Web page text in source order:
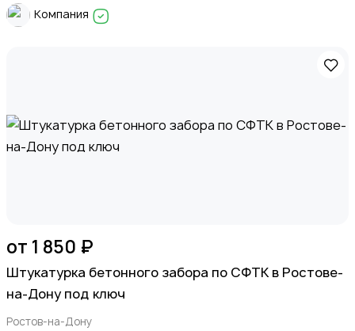
Компания
от 1 850 ₽
Штукатурка бетонного забора по СФТК в Ростове-
на-Дону под ключ
Ростов-на-Дону